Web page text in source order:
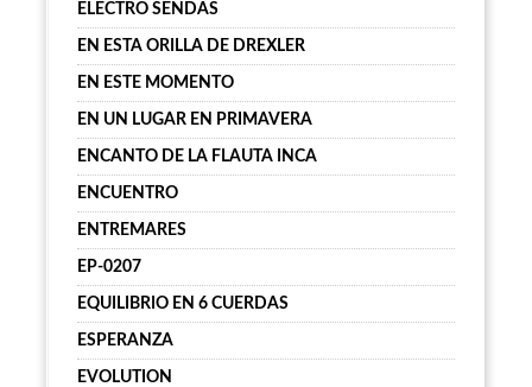
ELECTRO SENDAS
EN ESTA ORILLA DE DREXLER
EN ESTE MOMENTO
EN UN LUGAR EN PRIMAVERA
ENCANTO DE LA FLAUTA INCA
ENCUENTRO
ENTREMARES
EP-0207
EQUILIBRIO EN 6 CUERDAS
ESPERANZA
EVOLUTION